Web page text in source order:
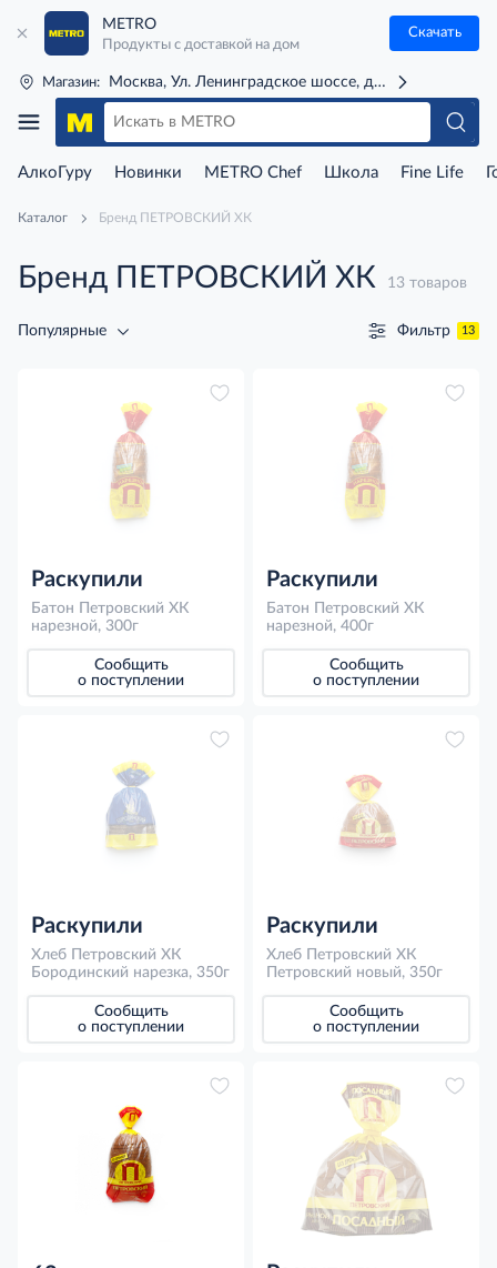
METRO
Продукты с доставкой на дом
Скачать
Магазин: Москва, Ул. Ленинградское шоссе, д. 71Г (м. Речной
АлкоГуру Новинки METRO Chef Школа Fine Life
Каталог Бренд ПЕТРОВСКИЙ ХК
Бренд ПЕТРОВСКИЙ ХК 13 товаров
Популярные Фильтр 13
Раскупили
Батон Петровский ХК
нарезной, 300г
Сообщить
о поступлении
Раскупили
Батон Петровский ХК
нарезной, 400г
Сообщить
о поступлении
Раскупили
Хлеб Петровский ХК
Бородинский нарезка, 350г
Сообщить
о поступлении
Раскупили
Хлеб Петровский ХК
Петровский новый, 350г
Сообщить
о поступлении